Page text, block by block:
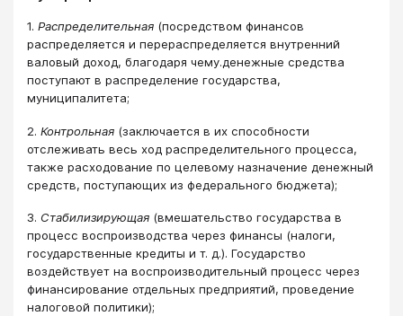
1. Распределительная (посредством финансов
распределяется и перераспределяется внутренний
валовый доход, благодаря чему.денежные средства
поступают в распределение государства,
муниципалитета;
2. Контрольная (заключается в их способности
отслеживать весь ход распределительного процесса,
также расходование по целевому назначение денежный
средств, поступающих из федерального бюджета);
3. Стабилизирующая (вмешательство государства в
процесс воспроизводства через финансы (налоги,
государственные кредиты и т. д.). Государство
воздействует на воспроизводительный процесс через
финансирование отдельных предприятий, проведение
налоговой политики);